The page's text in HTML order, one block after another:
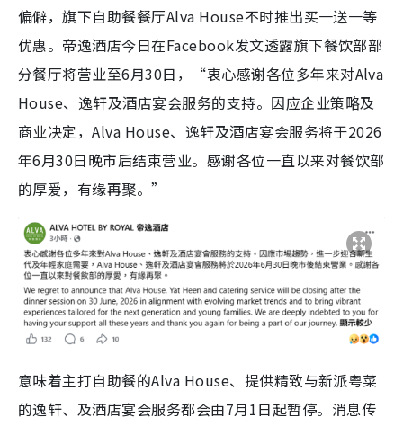
偏僻，旗下自助餐餐厅Alva House不时推出买一送一等
优惠。帝逸酒店今日在Facebook发文透露旗下餐饮部部
分餐厅将营业至6月30日，“衷心感谢各位多年来对Alva
House、逸轩及酒店宴会服务的支持。因应企业策略及
商业决定，Alva House、逸轩及酒店宴会服务将于2026
年6月30日晚市后结束营业。感谢各位一直以来对餐饮部
的厚爱，有缘再聚。”
意味着主打自助餐的Alva House、提供精致与新派粤菜
的逸轩、及酒店宴会服务都会由7月1日起暂停。消息传